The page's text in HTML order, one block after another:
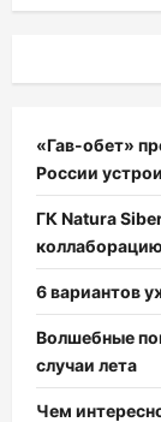
«Гав-обет»
России
ГК Natura
6 вариантов
Волшебные
случаи лета
Чем